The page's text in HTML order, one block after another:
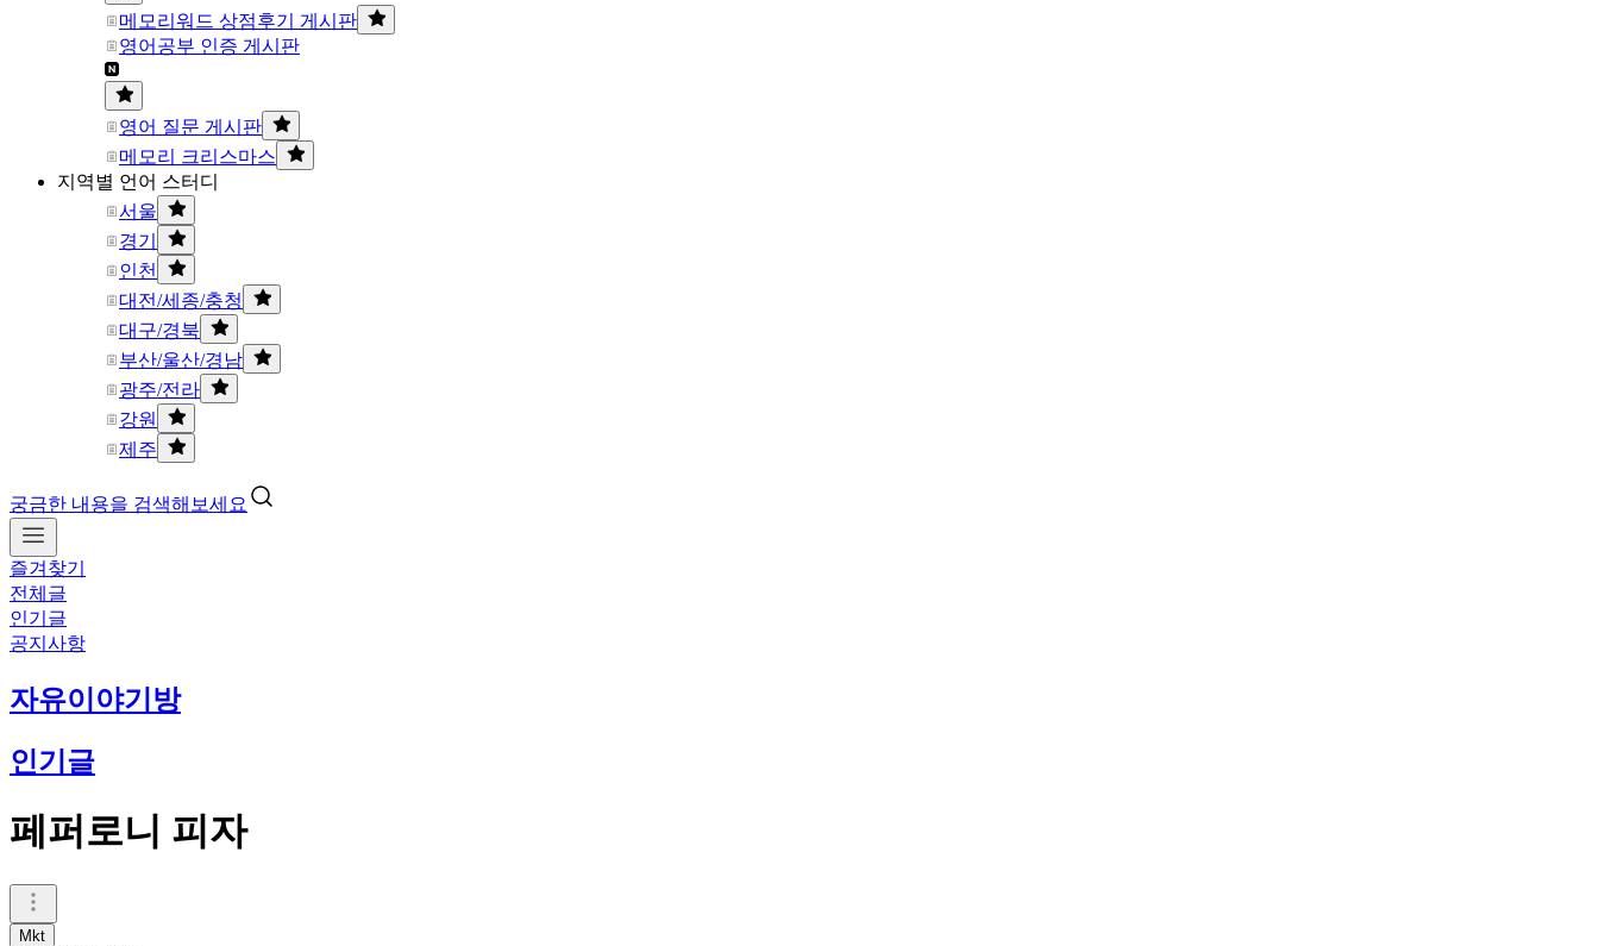
메모리워드 상점후기 게시판
영어공부 인증 게시판
영어 질문 게시판
메모리 크리스마스
지역별 언어 스터디
서울
경기
인천
대전/세종/충청
대구/경북
부산/울산/경남
광주/전라
강원
제주
궁금한 내용을 검색해보세요
즐겨찾기
전체글
인기글
공지사항
자유이야기방
인기글
페퍼로니 피자
Mkt